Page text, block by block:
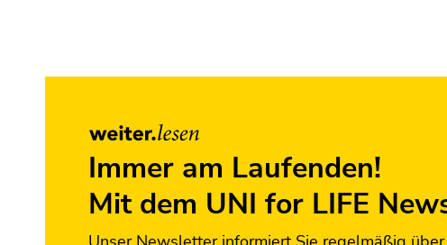
Immer am Laufenden!
Mit dem UNI for LIFE
Seitenbereichs.
Seitenbereiche